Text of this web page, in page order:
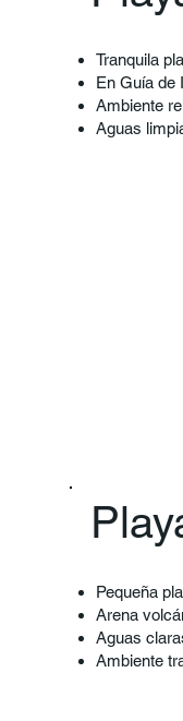
Tranquila
En Guía de
Ambiente
Aguas
Pequeña
Arena
Aguas
Ambiente